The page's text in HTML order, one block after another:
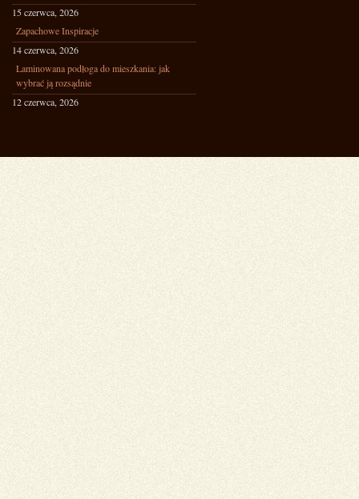
15 czerwca, 2026
Zapachowe Inspiracje
14 czerwca, 2026
Laminowana podłoga do mieszkania: jak
wybrać ją rozsądnie
12 czerwca, 2026